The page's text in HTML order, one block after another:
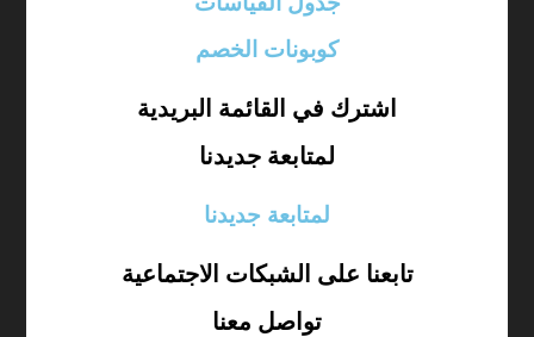
كوبونات الخصم
اشترك في القائمة البريدية
لمتابعة جديدنا
لمتابعة جديدنا
تابعنا على الشبكات الاجتماعية
تواصل معنا